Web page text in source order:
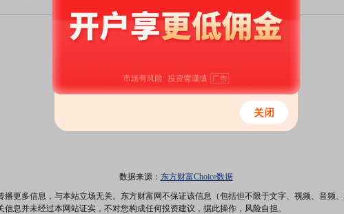
数据来源： 东方财富Choice数据
播更多信息，与本站立场无关。东方财富网不保证该信息（包括但不限于文字、视频、音频
息并未经过本网站证实，不对您构成任何投资建议，据此操作，风险自担。